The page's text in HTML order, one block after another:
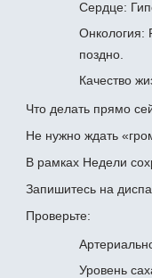
Сердце:
Онкология:
поздно.
Качество
Что делать прямо
Не нужно ждать
В рамках Недели
Запишитесь на
Проверьте:
Уровень